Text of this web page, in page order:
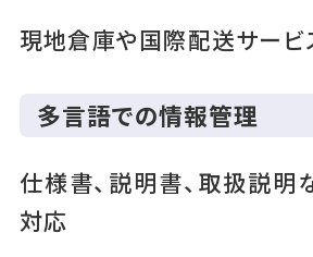
現地倉庫や国際配送サービ
多言語での情報管理
仕様書、説明書、取扱説明
対応